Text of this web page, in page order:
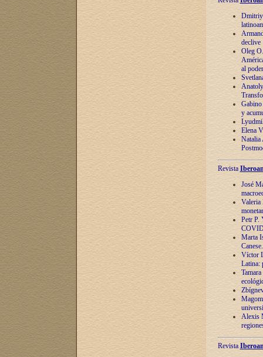
Dmitriy
declive
Oleg
al poder
y
Elena
Natalia
Revista
José
Valeria
Petr P.
Marta
Víctor
Latina:
Alexis
Revista